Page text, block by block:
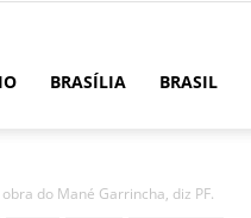
BRASÍLIA BRASIL
do Mané Garrincha, diz PF.